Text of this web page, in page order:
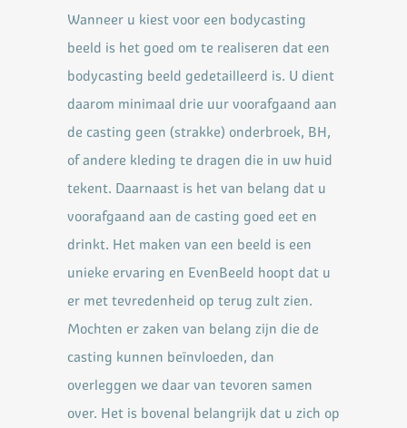
Wanneer u kiest voor een bodycasting
beeld is het goed om te realiseren dat een
bodycasting beeld gedetailleerd is. U dient
daarom minimaal drie uur voorafgaand aan
de casting geen (strakke) onderbroek, BH,
of andere kleding te dragen die in uw huid
tekent. Daarnaast is het van belang dat u
voorafgaand aan de casting goed eet en
drinkt. Het maken van een beeld is een
unieke ervaring en EvenBeeld hoopt dat u
er met tevredenheid op terug zult zien.
Mochten er zaken van belang zijn die de
casting kunnen beïnvloeden, dan
overleggen we daar van tevoren samen
over. Het is bovenal belangrijk dat u zich op